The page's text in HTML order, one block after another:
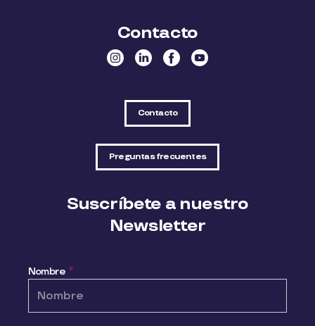
Contacto
Contacto
Preguntas frecuentes
Suscríbete a nuestro
Newsletter
Nombre *